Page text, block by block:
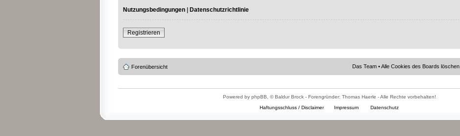
Nutzungsbedingungen | Datenschutzrichtlinie
Registrieren
Forenübersicht Das Team •Alle Cookies des Boards löschen
Powered by phpBB, © Baldur Brock - Forengründer: Thomas Haerle - Alle Rechte vorbehalten!
Haftungsschluss / Disclaimer
Impressum Datenschutz